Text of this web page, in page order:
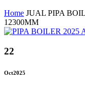
Home JUAL PIPA
12300MM
22
Oct2025